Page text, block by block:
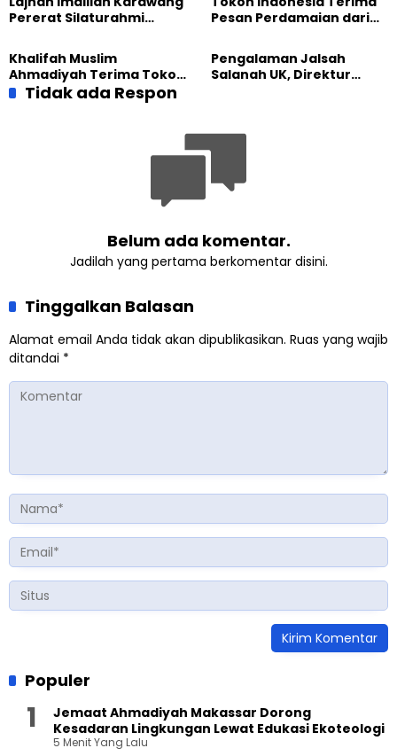
Tadabbur Alam
Sampah
Pererat Silaturahmi
Masak Bersama
Pesan Perdamaian dari
Ahmadiyah
Khalifah Muslim
Ahmadiyah Terima Tokoh
Indonesia dalam Audiensi
Khusus di Islamabad
Pengalaman Jalsah
Salanah UK, Direktur
Tidak ada Respon
Belum ada komentar.
Jadilah yang pertama berkomentar disini.
Tinggalkan Balasan
Alamat email Anda tidak akan dipublikasikan. Ruas yang wajib
ditandai *
Populer
Jemaat Ahmadiyah Makassar Dorong
Kesadaran Lingkungan Lewat Edukasi Ekoteologi
5 Menit Yang Lalu